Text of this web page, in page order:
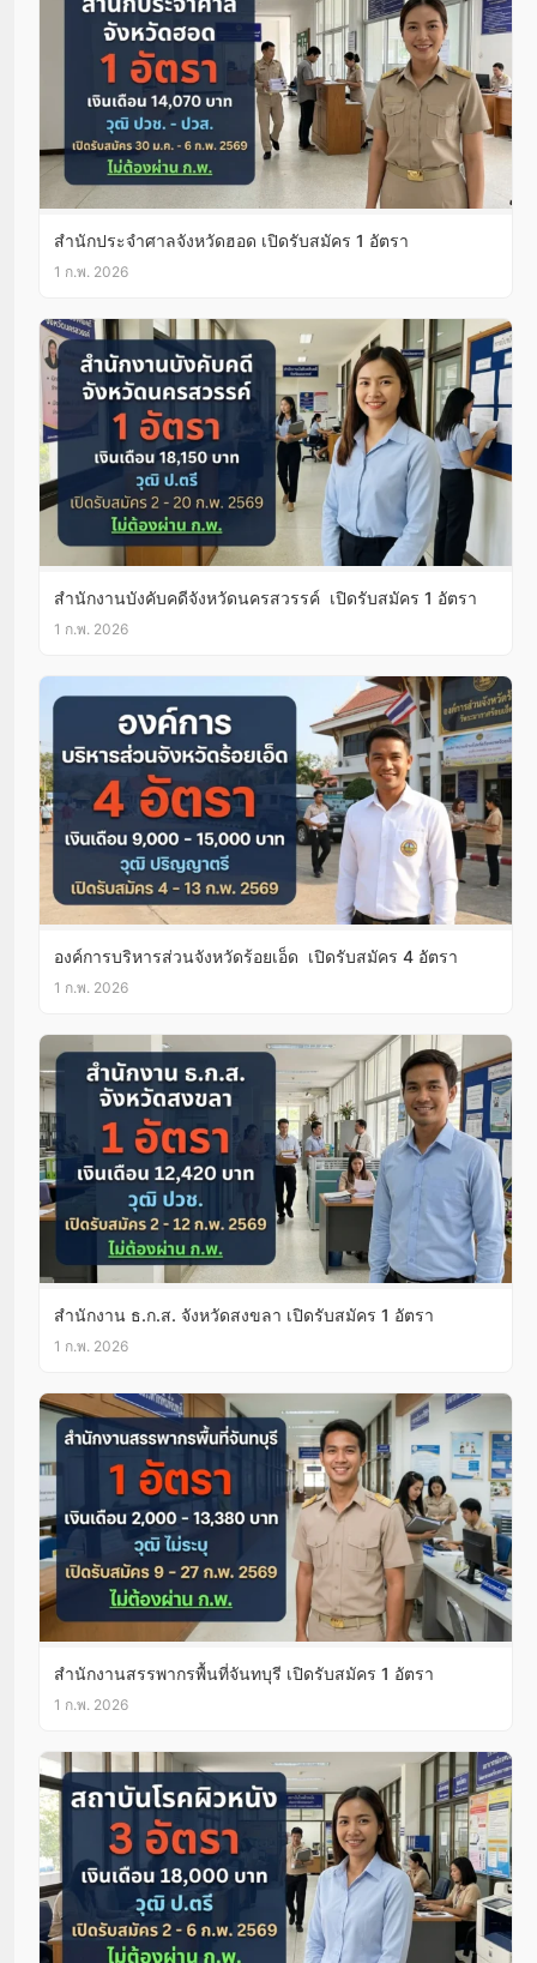
สํานักประจำศาลจังหวัดฮอด เปิดรับสมัคร 1 อัตรา
1 ก.พ. 2026
สํานักงานบังคับคดีจังหวัดนครสวรรค์ เปิดรับสมัคร 1 อัตรา
1 ก.พ. 2026
องค์การบริหารส่วนจังหวัดร้อยเอ็ด เปิดรับสมัคร 4 อัตรา
1 ก.พ. 2026
สํานักงาน ธ.ก.ส. จังหวัดสงขลา เปิดรับสมัคร 1 อัตรา
1 ก.พ. 2026
สํานักงานสรรพากรพื้นที่จันทบุรี เปิดรับสมัคร 1 อัตรา
1 ก.พ. 2026